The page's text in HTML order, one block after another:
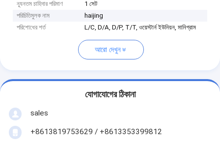
ন্যূনতম চাহিদার পরিমাণ
1 সেট
পরিচিতিমুলক নাম
haijing
পরিশোধের শর্ত
L/C, D/A, D/P, T/T, ওয়েস্টার্ন ইউনিয়ন, মানিগ্রাম
আরো দেখুন
যোগাযোগের ঠিকানা
sales
+8613819753629 / +8613353399812